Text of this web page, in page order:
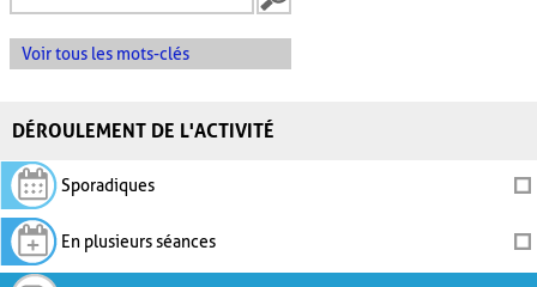
Voir tous les mots-clés
DÉROULEMENT DE L'ACTIVITÉ
Sporadiques
En plusieurs séances